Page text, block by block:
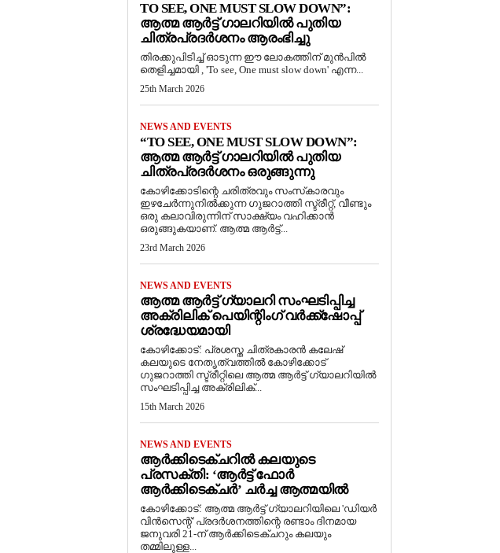
TO SEE, ONE MUST SLOW DOWN”:
ആത്മ ആർട്ട് ഗാലറിയിൽ പുതിയ
ചിത്രപ്രദർശനം ആരംഭിച്ചു
തിരക്കുപിടിച്ച് ഓടുന്ന ഈ ലോകത്തിന് മുൻപിൽ
തെളിച്ചമായി , 'To see, One must slow down' എന്ന...
25th March 2026
NEWS AND EVENTS
“TO SEE, ONE MUST SLOW DOWN”:
ആത്മ ആർട്ട് ഗാലറിയിൽ പുതിയ
ചിത്രപ്രദർശനം ഒരുങ്ങുന്നു
കോഴിക്കോടിന്റെ ചരിത്രവും സംസ്‌കാരവും
ഇഴചേർന്നുനിൽക്കുന്ന ഗുജറാത്തി സ്ട്രീറ്റ്, വീണ്ടും
ഒരു കലാവിരുന്നിന് സാക്ഷ്യം വഹിക്കാൻ
ഒരുങ്ങുകയാണ്. ആത്മ ആർട്ട്...
23rd March 2026
NEWS AND EVENTS
ആത്മ ആർട്ട് ഗ്യാലറി സംഘടിപ്പിച്ച
അക്രിലിക് പെയിന്റിംഗ് വർക്ക്‌ഷോപ്പ്
ശ്രദ്ധേയമായി
കോഴിക്കോട്: പ്രശസ്ത ചിത്രകാരൻ കലേഷ്
കലയുടെ നേതൃത്വത്തിൽ കോഴിക്കോട്
ഗുജറാത്തി സ്ട്രീറ്റിലെ ആത്മ ആർട്ട് ഗ്യാലറിയിൽ
സംഘടിപ്പിച്ച അക്രിലിക്...
15th March 2026
NEWS AND EVENTS
ആർക്കിടെക്ചറിൽ കലയുടെ
പ്രസക്തി: ‘ആർട്ട് ഫോർ
ആർക്കിടെക്ചർ’ ചർച്ച ആത്മയിൽ
​കോഴിക്കോട്: ആത്മ ആർട്ട് ഗ്യാലറിയിലെ 'ഡിയർ
വിൻസെന്റ്' പ്രദർശനത്തിന്റെ രണ്ടാം ദിനമായ
ജനുവരി 21-ന് ആർക്കിടെക്ചറും കലയും
തമ്മിലുള്ള...